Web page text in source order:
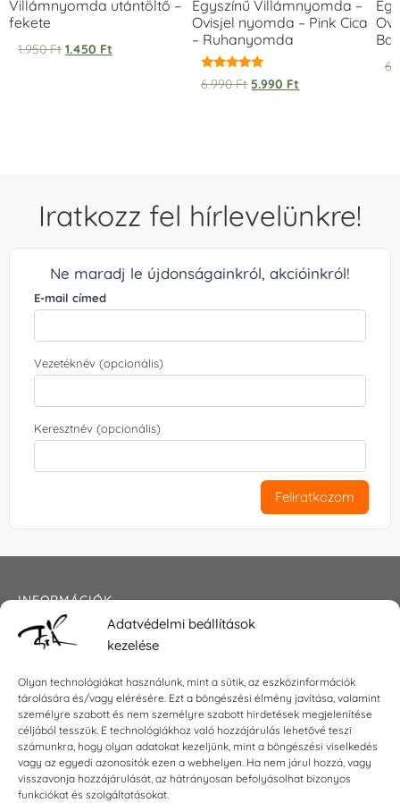
Adatvédelmi beállítások
kezelése
Olyan technológiákat használunk, mint a sütik, az eszközinformációk
tárolására és/vagy elérésére. Ezt a böngészési élmény javítása, valamint
személyre szabott és nem személyre szabott hirdetések megjelenítése
céljából tesszük. E technológiákhoz való hozzájárulás lehetővé teszi
számunkra, hogy olyan adatokat kezeljünk, mint a böngészési viselkedés
vagy az egyedi azonosítók ezen a webhelyen. Ha nem járul hozzá, vagy
visszavonja hozzájárulását, az hátrányosan befolyásolhat bizonyos
funkciókat és szolgáltatásokat.
Villámnyomda utántöltő –
fekete
1.950Ft 1.450 Ft
Egyszínű Villámnyomda –
Ovisjel nyomda – Pink Cica
– Ruhanyomda
Értékelés:
5.00
6.990Ft 5.990 Ft
Iratkozz fel hírlevelünkre!
Ne maradj le újdonságainkról, akcióinkról!
E-mail címed
Vezetéknév (opcionális)
Keresztnév (opcionális)
Feliratkozom
INFORMÁCIÓK
Általános szerződési feltételek
Impresszum
KAPCSOLAT
E-mail:shop@torokszilvi.com